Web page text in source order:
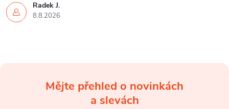
Radek J.
8.8.2026
Mějte přehled o novinkách
a slevách